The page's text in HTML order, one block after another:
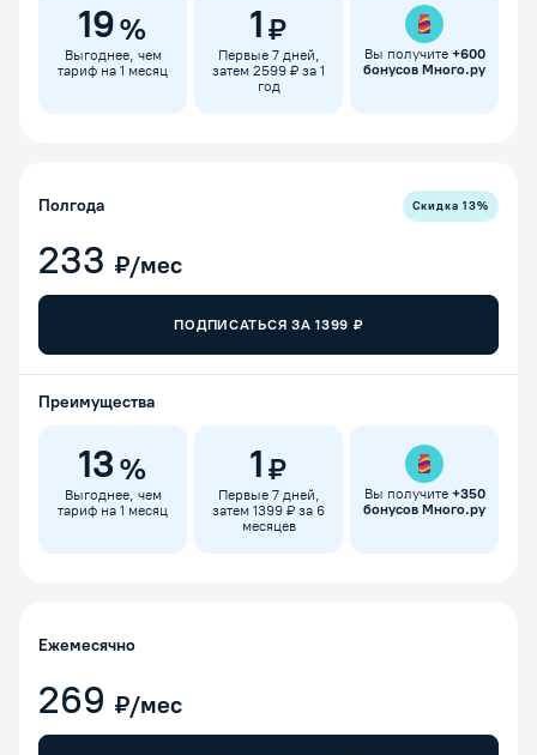
19%
Выгоднее, чем
тариф на 1 месяц
1 ₽
Первые 7 дней,
затем 2599 ₽ за 1
год
Вы получите +600
бонусов Много.ру
Полгода Скидка13%
233 ₽/мес
ПОДПИСАТЬСЯ ЗА1399 ₽
Преимущества
13 %
Выгоднее, чем
тариф на 1 месяц
1 ₽
Первые 7 дней,
затем 1399 ₽ за 6
месяцев
Вы получите +350
бонусов Много.ру
Ежемесячно
269 ₽/мес